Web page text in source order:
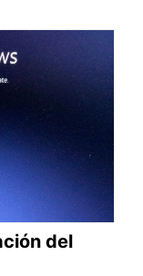
del